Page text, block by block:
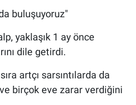
buluşuyoruz"
yaklaşık 1 ay önce
dile getirdi.
artçı sarsıntılarda da
ve birçok eve zarar verdiğini